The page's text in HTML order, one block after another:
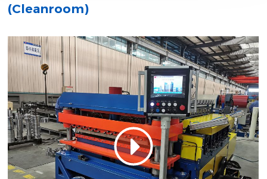
(Cleanroom)